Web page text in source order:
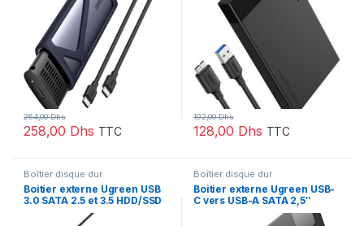
258,00 Dhs
264,00Dhs
TTC 128,00 Dhs
192,00Dhs
TTC
Boîtier disque dur
Boitier externe Ugreen USB
3.0 SATA 2.5 et 3.5 HDD/SSD
Boîtier disque dur
Boitier externe Ugreen USB-
C vers USB-A SATA 2,5″